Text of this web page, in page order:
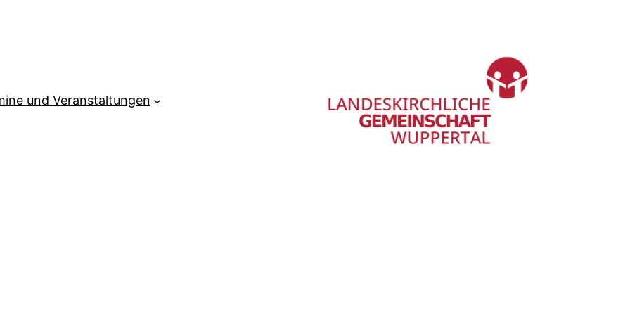
und Veranstaltungen